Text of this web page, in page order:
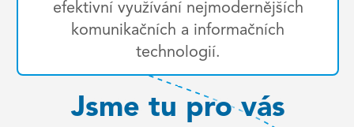
efektivní využívání nejmodernějších
komunikačních a informačních
technologií.
Jsme tu pro vás